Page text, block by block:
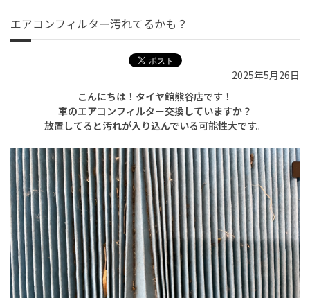
エアコンフィルター汚れてるかも？
2025年5月26日
こんにちは！タイヤ館熊谷店です！
車のエアコンフィルター交換していますか？
放置してると汚れが入り込んでいる可能性大です。